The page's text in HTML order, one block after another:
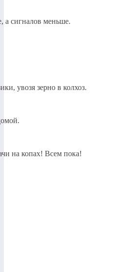
а сигналов меньше.
увозя зерно в колхоз.
на копах! Всем пока!